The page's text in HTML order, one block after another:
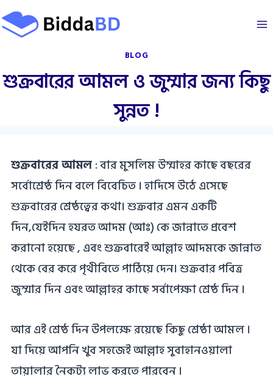
Skip
to
BLOG
শুক্রবারের আমল ও জুম্মার জন্য কিছু
সুন্নত !
শুক্রবারের আমল: বার মুসলিম উম্মাহর কাছে বছরের
সর্বোশ্রেষ্ঠ দিন বলে বিবেচিত । হাদিসে উঠে এসেছে
শুক্রবারের শ্রেষ্ঠত্বের কথা। শুক্রবার এমন একটি
দিন,যেইদিন হযরত আদম (আঃ) কে জান্নাতে প্রবেশ
করানো হয়েছে , এবং শুক্রবারেই আল্লাহ আদমকে জান্নাত
থেকে বের করে পৃথীবিতে পাঠিয়ে দেন। শুক্রবার পবিত্র
জুম্মার দিন এবং আল্লাহর কাছে সর্বাপেক্ষা শ্রেষ্ঠ দিন ।
আর এই শ্রেষ্ঠ দিন উপলক্ষে রয়েছে কিছু শ্রেষ্ঠা আমল ।
যা দিয়ে আপনি খুব সহজেই আল্লাহ সুবাহানওয়ালা
তায়ালার নৈকট্য লাভ করতে পারবেন ।